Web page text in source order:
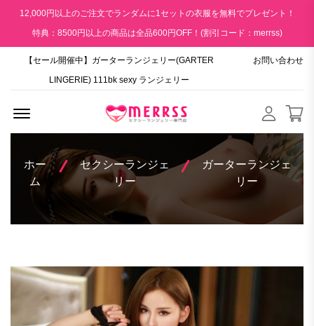
12,000円以上のご注文でランダムに1セットの衣服を無料でプレゼント！
特典：8500円以上の商品は全品600円OFF！(割引コード：merrss)
【セール開催中】ガーターランジェリー(GARTER
LINGERIE) 111bk sexy ランジェリー
お問い合わせ
ホー
ム
セクシーランジェ
リー
ガーターランジェ
リー